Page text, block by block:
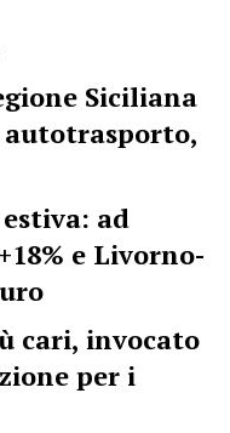
Siciliana
ad
e Livorno-
cari, invocato
per i